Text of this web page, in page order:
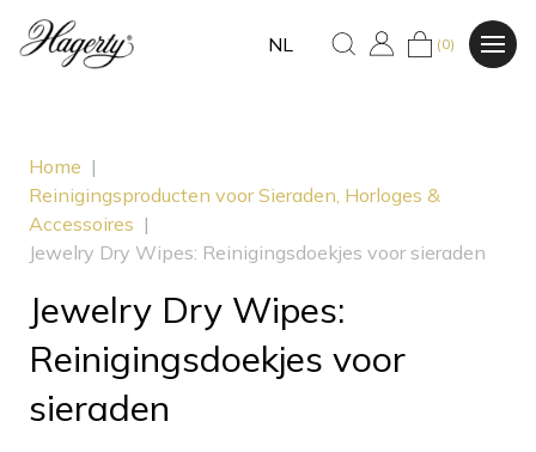
NL (0)
Home |
Reinigingsproducten voor Sieraden, Horloges &
Accessoires |
Jewelry Dry Wipes: Reinigingsdoekjes voor sieraden
Jewelry Dry Wipes:
Reinigingsdoekjes voor
sieraden